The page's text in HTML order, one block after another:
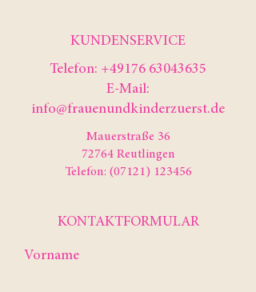
KUNDENSERVICE
Telefon: +49176 63043635
E-Mail:
info@frauenundkinderzuerst.de
Mauerstraße 36
72764 Reutlingen
Telefon: (07121) 123456
KONTAKTFORMULAR
Vorname